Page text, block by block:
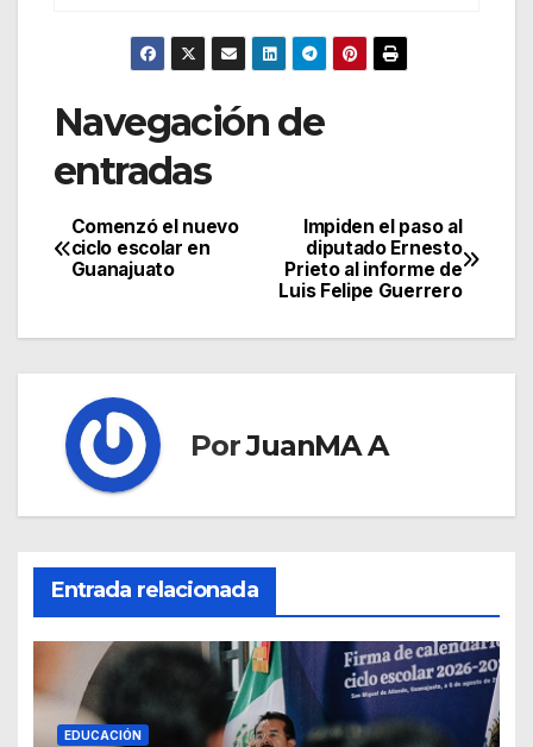
Navegación de
entradas
Impiden el paso al
diputado Ernesto
Prieto al informe de
Luis Felipe Guerrero
Comenzó el nuevo
ciclo escolar en
Guanajuato
PorJuanMA A
Entrada relacionada
EDUCACIÓN